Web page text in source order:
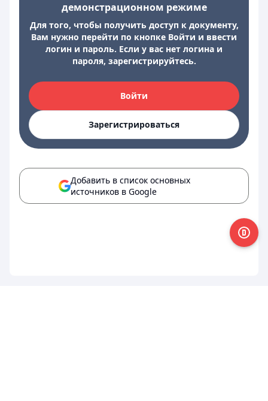
демонстрационном режиме
Для того, чтобы получить доступ к документу,
Вам нужно перейти по кнопке Войти и ввести
логин и пароль. Если у вас нет логина и
пароля, зарегистрируйтесь.
Войти
Зарегистрироваться
Добавить в список основных
источников в Google